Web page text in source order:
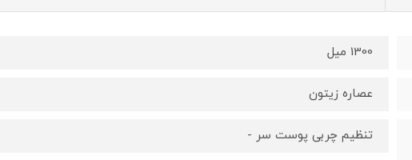
1300 میل
عصاره زیتون
تنظیم چربی پوست سر -